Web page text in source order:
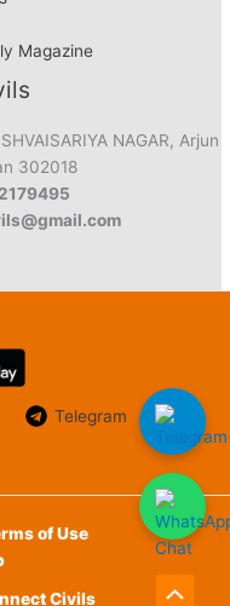
Magazine
NAGAR, Arjun
302018
Telegram
of Use
Civils